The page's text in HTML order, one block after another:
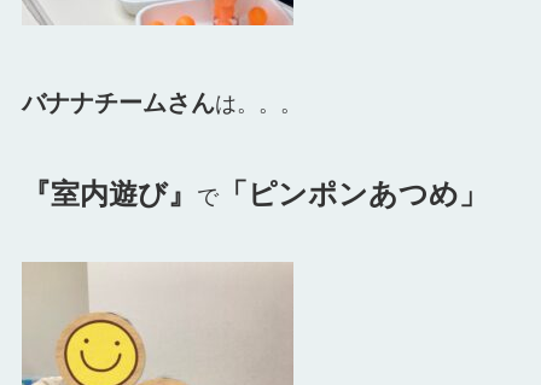
バナナチームさんは。。。
『室内遊び』 で「ピンポンあつめ」